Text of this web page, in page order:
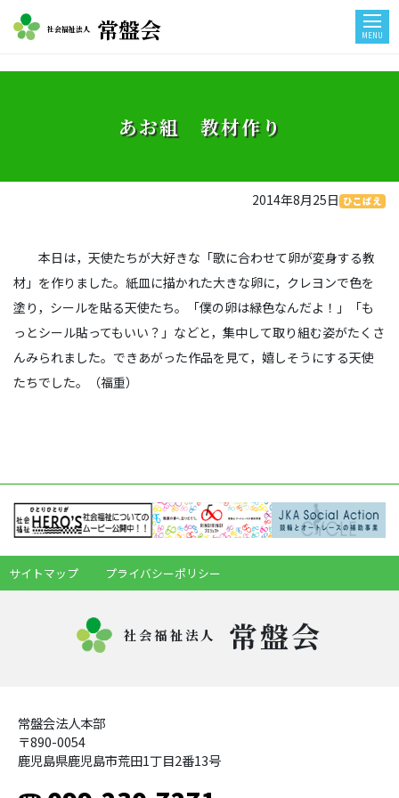
社会福祉法人 常盤会 MENU
あお組 教材作り
2014年8月25日 ひこばえ
本日は，天使たちが大好きな「歌に合わせて卵が変身する教
材」を作りました。紙皿に描かれた大きな卵に，クレヨンで色を
塗り，シールを貼る天使たち。「僕の卵は緑色なんだよ！」「も
っとシール貼ってもいい？」などと，集中して取り組む姿がたくさ
んみられました。できあがった作品を見て，嬉しそうにする天使
たちでした。（福重）
サイトマップ プライバシーポリシー
社会福祉法人 常盤会
常盤会法人本部
〒890-0054
鹿児島県鹿児島市荒田1丁目2番13号